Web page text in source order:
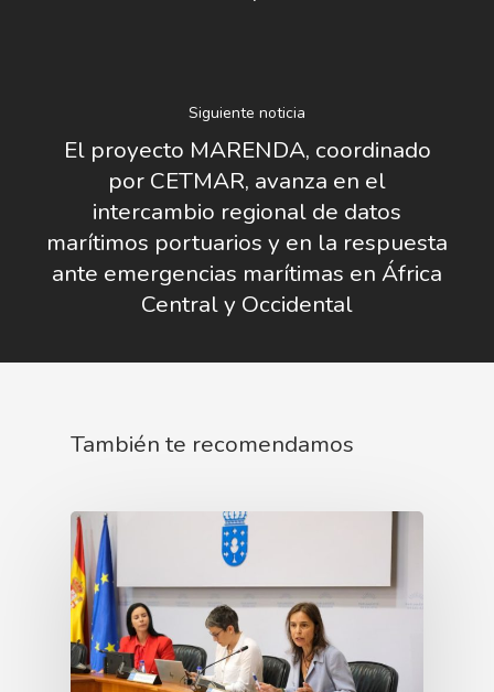
Siguiente noticia
El proyecto MARENDA, coordinado
por CETMAR, avanza en el
intercambio regional de datos
marítimos portuarios y en la respuesta
ante emergencias marítimas en África
Central y Occidental
También te recomendamos